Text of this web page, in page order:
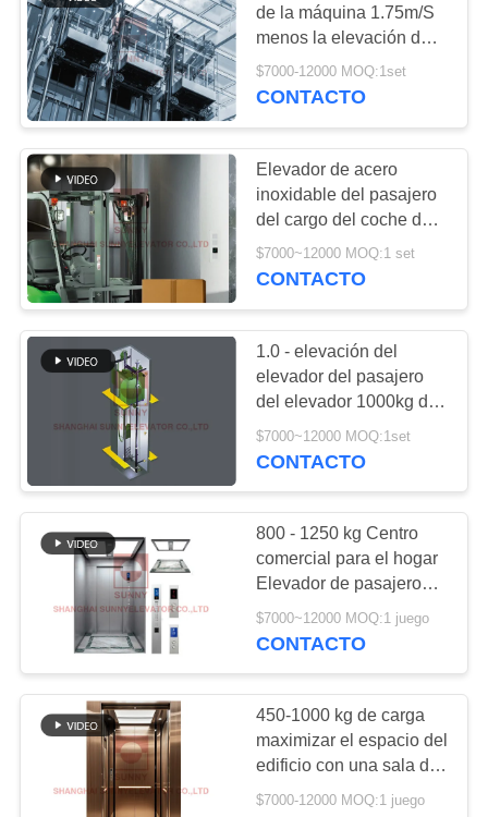
PRIVACY
POLICY
Elevador del
hospital
65
Elevador del
automóvil
58
escalera móvil del
centro comercial
81
de la máquina 1.75m/S
menos la elevación del
pasajero del elevador 6
$7000-12000 MOQ:1set
CONTACTO
Elevador de acero
inoxidable del pasajero
del cargo del coche de
elevador de carga de
Machineless
$7000~12000 MOQ:1 set
CONTACTO
1.0 - elevación del
elevador del pasajero
del elevador 1000kg de
Roomless de la
máquina de la velocidad
$7000~12000 MOQ:1set
CONTACTO
800 - 1250 kg Centro
comercial para el hogar
Elevador de pasajeros
Sala de máquinas
pequeña
$7000~12000 MOQ:1 juego
CONTACTO
450-1000 kg de carga
maximizar el espacio del
edificio con una sala de
máquinas menos
$7000-12000 MOQ:1 juego